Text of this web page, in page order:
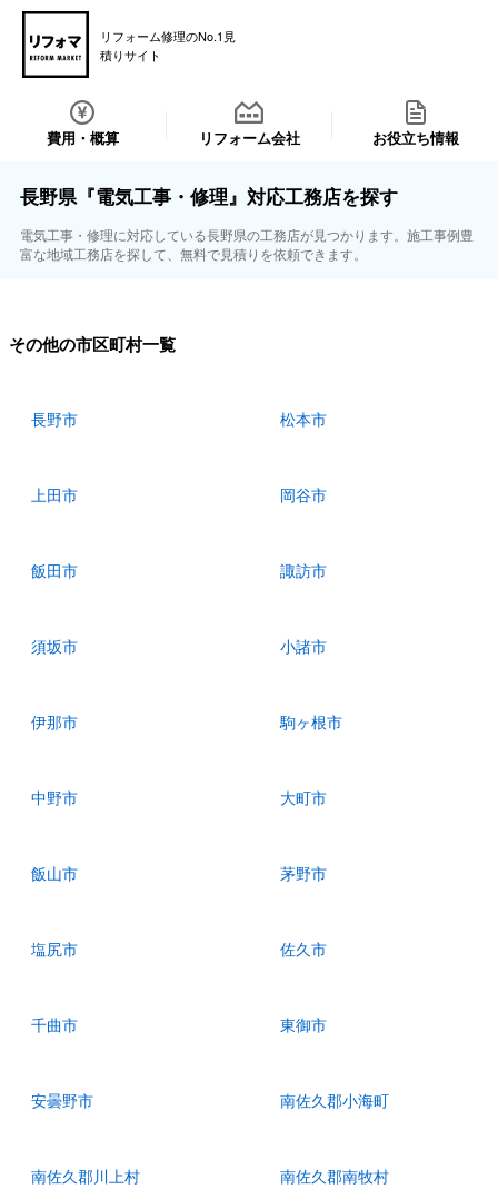
リフォーム修理のNo.1見
積りサイト
費用・概算 リフォーム会社 お役立ち情報
長野県『電気工事・修理』対応工務店を探す
電気工事・修理に対応している長野県の工務店が見つかります。施工事例豊
富な地域工務店を探して、無料で見積りを依頼できます。
その他の市区町村一覧
長野市 松本市
上田市 岡谷市
飯田市 諏訪市
須坂市 小諸市
伊那市 駒ヶ根市
中野市 大町市
飯山市 茅野市
塩尻市 佐久市
千曲市 東御市
安曇野市 南佐久郡小海町
南佐久郡川上村 南佐久郡南牧村